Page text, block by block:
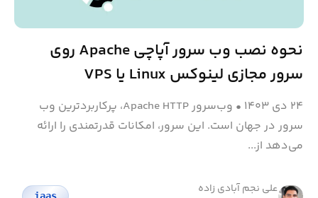
نحوه نصب وب سرور آپاچی Apache روی
سرور مجازی لینوکس Linux یا VPS
۲۴ دی ۱۴۰۳ •
وب‌سرور Apache HTTP، پرکاربردترین وب
سرور در جهان است. این سرور، امکانات قدرتمندی را ارائه
می‌دهد از...
علی نجم آبادی زاده iaas